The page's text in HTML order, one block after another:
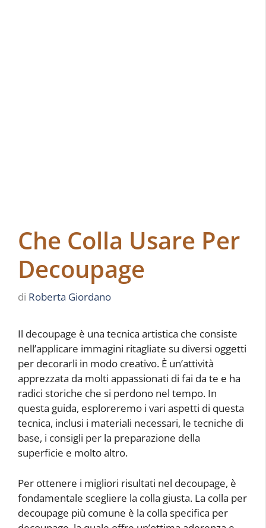
Che Colla Usare Per
Decoupage
di Roberta Giordano
Il decoupage è una tecnica artistica che consiste
nell’applicare immagini ritagliate su diversi oggetti
per decorarli in modo creativo. È un’attività
apprezzata da molti appassionati di fai da te e ha
radici storiche che si perdono nel tempo. In
questa guida, esploreremo i vari aspetti di questa
tecnica, inclusi i materiali necessari, le tecniche di
base, i consigli per la preparazione della
superficie e molto altro.
Per ottenere i migliori risultati nel decoupage, è
fondamentale scegliere la colla giusta. La colla per
decoupage più comune è la colla specifica per